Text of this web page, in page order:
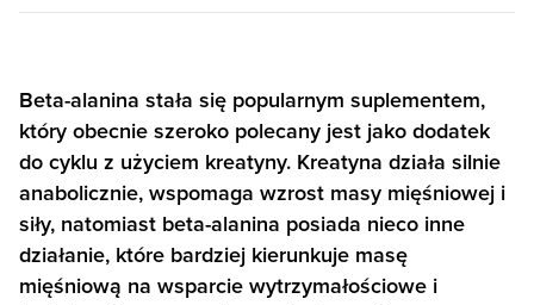
Beta-alanina stała się popularnym suplementem,
który obecnie szeroko polecany jest jako dodatek
do cyklu z użyciem kreatyny. Kreatyna działa silnie
anabolicznie, wspomaga wzrost masy mięśniowej i
siły, natomiast beta-alanina posiada nieco inne
działanie, które bardziej kierunkuje masę
mięśniową na wsparcie wytrzymałościowe i